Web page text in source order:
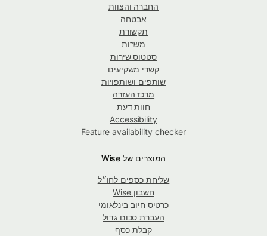
החברה והצוות
אבטחה
תקשורת
משרות
סטטוס שירות
קשרי משקיעים
שותפים ושותפויות
מרכז העזרה
חוות דעת
Accessibility
Feature availability checker
המוצרים של Wise
שליחת כספים לחו״ל
חשבון Wise
כרטיס חיוב בינלאומי
העברת סכום גדול
קבלת כסף